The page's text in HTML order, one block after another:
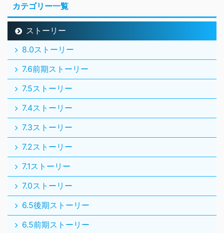
カテゴリー一覧
ストーリー
8.0ストーリー
7.6前期ストーリー
7.5ストーリー
7.4ストーリー
7.3ストーリー
7.2ストーリー
7.1ストーリー
7.0ストーリー
6.5後期ストーリー
6.5前期ストーリー